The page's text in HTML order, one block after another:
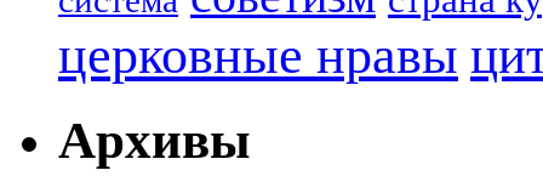
церковные нравы
Архивы